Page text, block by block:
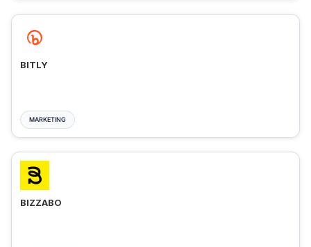
BITLY
MARKETING
BIZZABO